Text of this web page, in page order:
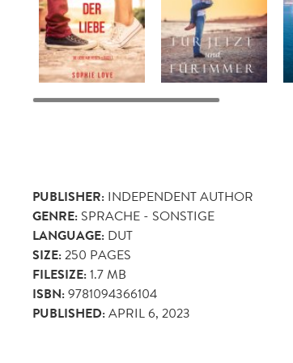
PUBLISHER: INDEPENDENT AUTHOR
GENRE: SPRACHE - SONSTIGE
LANGUAGE: DUT
SIZE:250 PAGES
FILESIZE:1.7 MB
ISBN:9781094366104
PUBLISHED:APRIL 6, 2023